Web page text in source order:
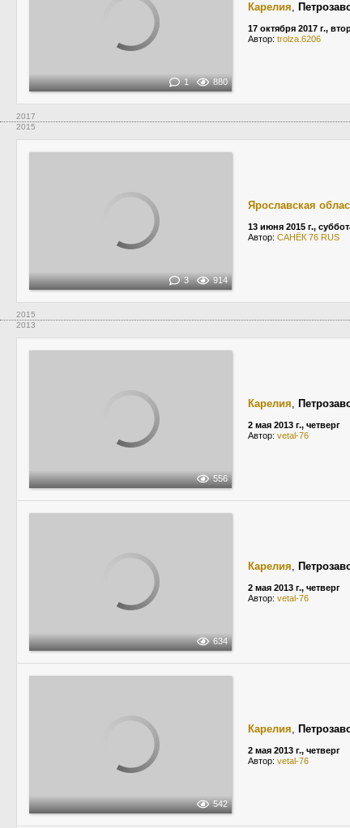
1 880
Карелия,
17 октября 2017 г.,
Автор: trolza.6206
2017
2015
3 914
Ярославская
13 июня 2015 г.,
Автор: САНЁК 76 RUS
2015
2013
556
Карелия,
2 мая 2013 г., четверг
Автор: vetal-76
634
Карелия,
2 мая 2013 г., четверг
Автор: vetal-76
542
Карелия,
2 мая 2013 г., четверг
Автор: vetal-76